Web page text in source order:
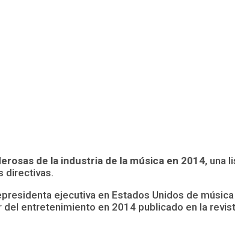
de la industria de la música en 2014, una
directivas.
ejecutiva en Estados Unidos de
entretenimiento en 2014 publicado en la